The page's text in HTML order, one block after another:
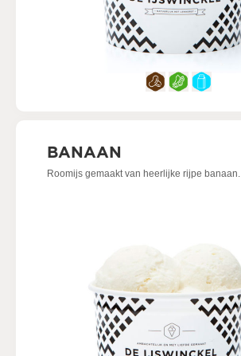
BANAAN
Roomijs gemaakt van heerlijke rijpe banaan.